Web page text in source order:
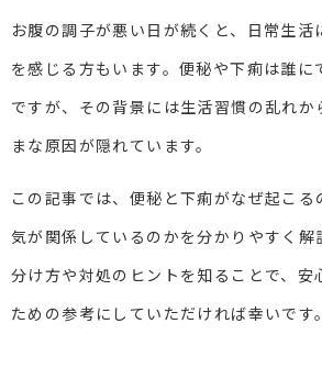
お腹の調子が悪い日が続くと、日常生活
を感じる方もいます。便秘や下痢は誰に
ですが、その背景には生活習慣の乱れか
まな原因が隠れています。
この記事では、便秘と下痢がなぜ起こ
気が関係しているのかを分かりやすく解
分け方や対処のヒントを知ることで、安
ための参考にしていただければ幸いです。